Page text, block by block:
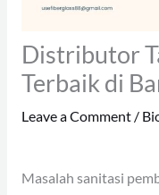
Distributor
Terbaik di
Leave a Comment /
Masalah sanitasi